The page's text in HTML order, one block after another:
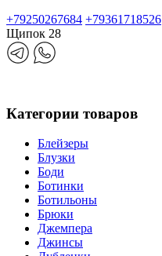
+79250267684 +79361718526
Щипок 28
Категории товаров
Блейзеры
Блузки
Боди
Ботинки
Ботильоны
Брюки
Джемпера
Джинсы